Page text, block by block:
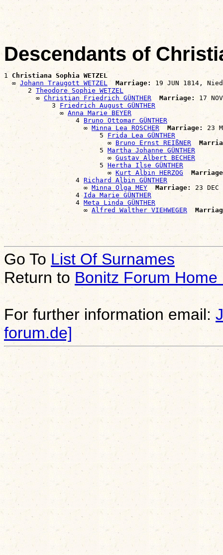
Descendants of
1 Christiana Sophia WETZEL
  ∞
Johann Traugott WETZEL Marriage:
19 JUN 1814,
      2
Theodore Sophie WETZEL
        ∞
Christian Friedrich GÜNTHER Marriage:
17
            3
Friedrich August GÜNTHER
              ∞
Anna Marie BEYER
                  4
Bruno Ottomar GÜNTHER
                    ∞
Minna Lea ROSCHER Marriage:
23
                        5
Frida Lea GÜNTHER
                          ∞
Bruno Ernst REIßNER
                        5
Martha Johanne GÜNTHER
                          ∞
Gustav Albert BECHER
                        5
Hertha Ilse GÜNTHER
                          ∞
Kurt Albin HERZOG
                  4
Richard Albin GÜNTHER
                    ∞
Minna Olga MEY Marriage:
23
                  4
Ida Marie GÜNTHER
                  4
Meta Linda GÜNTHER
                    ∞
Alfred Walther VIEHWEGER
Go To List Of Surnames
Return to Bonitz Forum Home
For further information email:
forum.de]